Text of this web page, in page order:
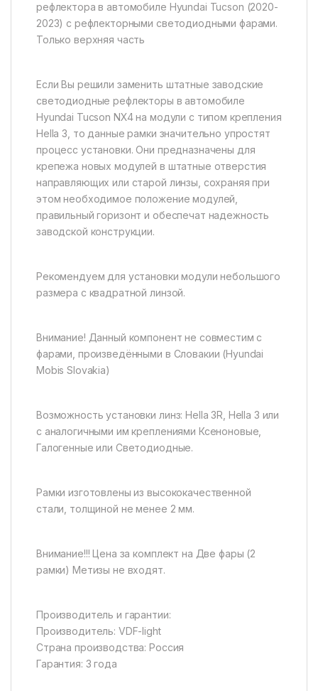
рефлектора в автомобиле Hyundai Tucson (2020-
2023) с рефлекторными светодиодными фарами.
Только верхняя часть
Если Вы решили заменить штатные заводские
светодиодные рефлекторы в автомобиле
Hyundai Tucson NX4 на модули с типом крепления
Hella 3, то данные рамки значительно упростят
процесс установки. Они предназначены для
крепежа новых модулей в штатные отверстия
направляющих или старой линзы, сохраняя при
этом необходимое положение модулей,
правильный горизонт и обеспечат надежность
заводской конструкции.
Рекомендуем для установки модули небольшого
размера с квадратной линзой.
Внимание! Данный компонент не совместим с
фарами, произведёнными в Словакии (Hyundai
Mobis Slovakia)
Возможность установки линз: Hella 3R, Hella 3 или
с аналогичными им креплениями Ксеноновые,
Галогенные или Светодиодные.
Рамки изготовлены из высококачественной
стали, толщиной не менее 2 мм.
Внимание!!! Цена за комплект на Две фары (2
рамки) Метизы не входят.
Производитель и гарантии:
Производитель: VDF-light
Страна производства: Россия
Гарантия: 3 года